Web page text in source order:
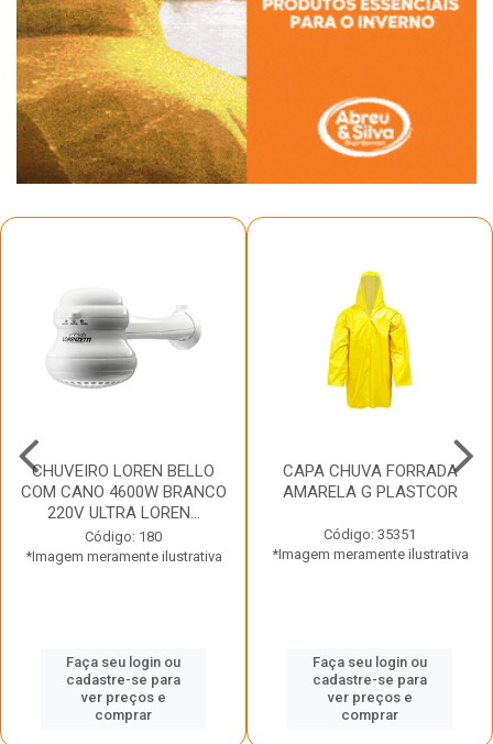
CHUVEIRO LOREN BELLO
COM CANO 4600W BRANCO
220V ULTRA LOREN...
Código: 180
*Imagem meramente ilustrativa
Faça seu login ou
cadastre-se para
ver preços e
comprar
CAPA CHUVA FORRADA
AMARELA G PLASTCOR
Código: 35351
*Imagem meramente ilustrativa
Faça seu login ou
cadastre-se para
ver preços e
comprar